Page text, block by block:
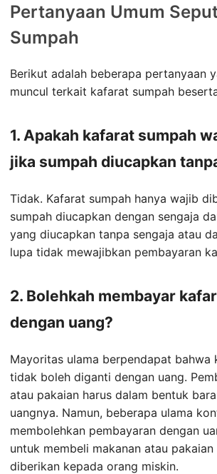
Pertanyaan Umum
Sumpah
Berikut adalah beberapa pertanyaan
muncul terkait kafarat sumpah
1. Apakah kafarat sumpah
jika sumpah diucapkan
Tidak. Kafarat sumpah hanya wajib
sumpah diucapkan dengan sengaja
yang diucapkan tanpa sengaja atau
lupa tidak mewajibkan pembayaran
2. Bolehkah membayar
dengan uang?
Mayoritas ulama berpendapat bahwa
tidak boleh diganti dengan uang.
atau pakaian harus dalam bentuk
uangnya. Namun, beberapa ulama
membolehkan pembayaran dengan
untuk membeli makanan atau
diberikan kepada orang miskin.